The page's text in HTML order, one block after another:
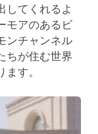
してくれるよ
モアのあるビ
ンチャンネル
ちが住む世界
す。